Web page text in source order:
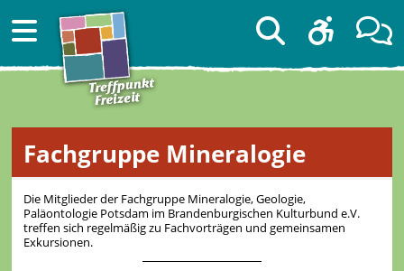
Fachgruppe Mineralogie
Die Mitglieder der Fachgruppe Mineralogie, Geologie,
Paläontologie Potsdam im Brandenburgischen Kulturbund e.V.
treffen sich regelmäßig zu Fachvorträgen und gemeinsamen
Exkursionen.